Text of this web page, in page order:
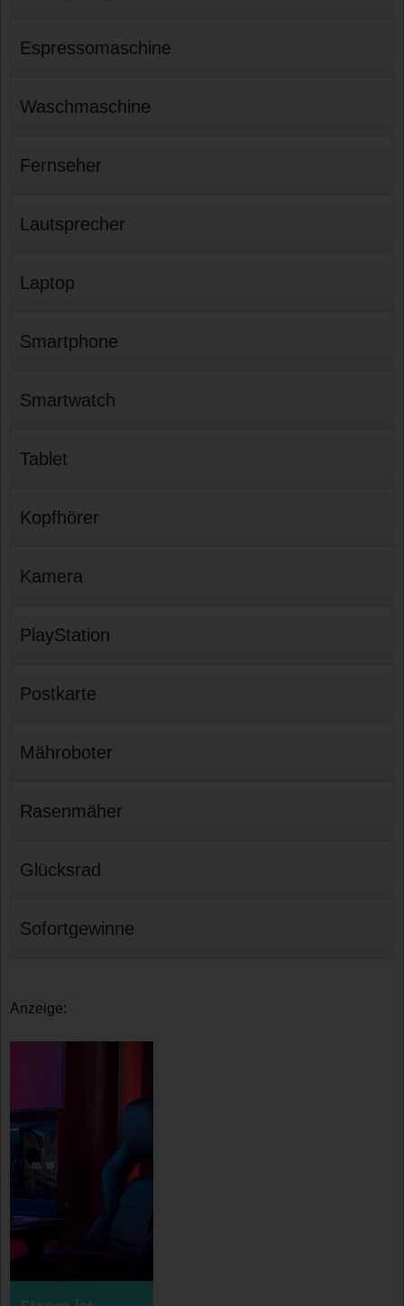
Espressomaschine
Waschmaschine
Fernseher
Lautsprecher
Laptop
Smartphone
Smartwatch
Tablet
Kopfhörer
Kamera
PlayStation
Postkarte
Mähroboter
Rasenmäher
Glücksrad
Sofortgewinne
Anzeige: